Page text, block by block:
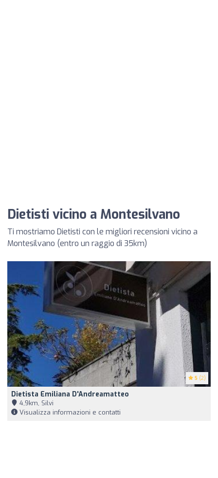
Dietisti vicino a Montesilvano
Ti mostriamo Dietisti con le migliori recensioni vicino a
Montesilvano (entro un raggio di 35km)
5 (2)
Dietista Emiliana D'Andreamatteo
4,9km, Silvi
Visualizza informazioni e contatti